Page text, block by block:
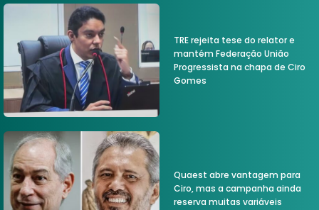
TRE rejeita tese do relator e
mantém Federação União
Progressista na chapa de Ciro
Gomes
Quaest abre vantagem para
Ciro, mas a campanha ainda
reserva muitas variáveis